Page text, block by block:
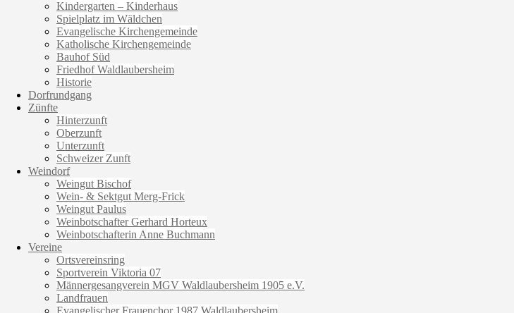
Kindergarten – Kinderhaus
Spielplatz im Wäldchen
Evangelische Kirchengemeinde
Katholische Kirchengemeinde
Bauhof Süd
Friedhof Waldlaubersheim
Historie
Dorfrundgang
Zünfte
Hinterzunft
Oberzunft
Unterzunft
Schweizer Zunft
Weindorf
Weingut Bischof
Wein- & Sektgut Merg-Frick
Weingut Paulus
Weinbotschafter Gerhard Horteux
Weinbotschafterin Anne Buchmann
Vereine
Ortsvereinsring
Sportverein Viktoria 07
Männergesangverein MGV Waldlaubersheim 1905 e.V.
Landfrauen